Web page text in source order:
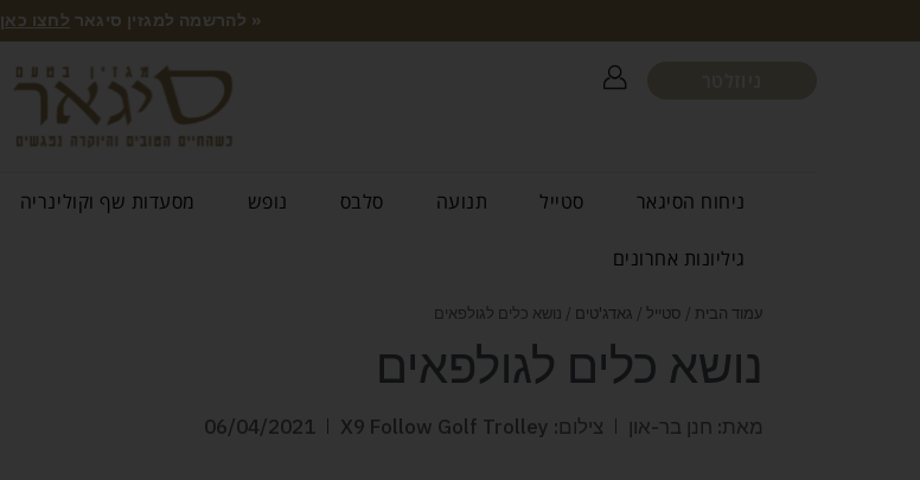
« להרשמה למגזין סיגאר לחצו כאן
ניחוח הסיגאר סטייל תנועה סלבס נופש מסעדות שף וקולינריה
גיליונות אחרונים
עמוד הבית / סטייל / גאדג'טים / נושא כלים לגולפאים
נושא כלים לגולפאים
מאת: חנן בר-און צילום: X9 Follow Golf Trolley 06/04/2021